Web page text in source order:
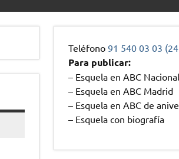
Teléfono91 540 03 03
Para publicar:
– Esquela en ABC Nacional
– Esquela en ABC Madrid
– Esquela en ABC de
– Esquela con biografía